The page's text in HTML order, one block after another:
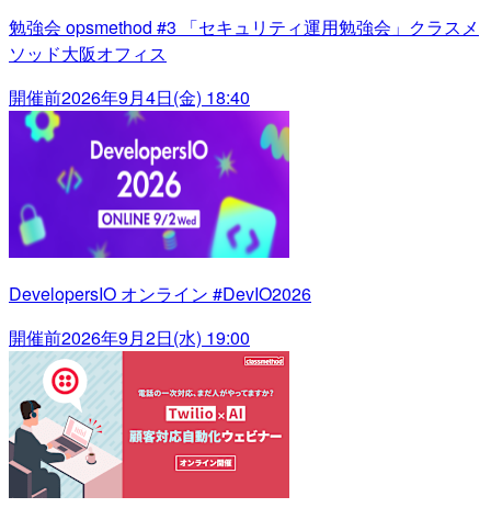
勉強会 opsmethod #3 「セキュリティ運用勉強会」クラスメ
ソッド大阪オフィス
開催前2026年9月4日(金) 18:40
DevelopersIO オンライン #DevIO2026
開催前2026年9月2日(水) 19:00